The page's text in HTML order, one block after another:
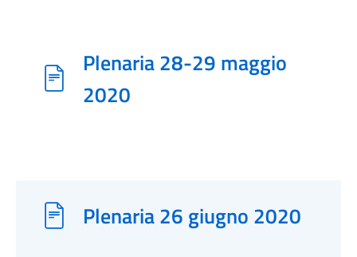
Plenaria 28-29 maggio
2020
Plenaria 26 giugno 2020